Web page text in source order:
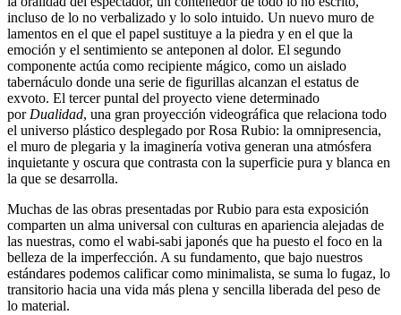
incluso de lo no verbalizado y lo solo intuido. Un nuevo muro de
lamentos en el que el papel sustituye a la piedra y en el que la
emoción y el sentimiento se anteponen al dolor. El segundo
componente actúa como recipiente mágico, como un aislado
tabernáculo donde una serie de figurillas alcanzan el estatus de
exvoto. El tercer puntal del proyecto viene determinado
por Dualidad, una gran proyección videográfica que relaciona todo
el universo plástico desplegado por Rosa Rubio: la omnipresencia,
el muro de plegaria y la imaginería votiva generan una atmósfera
inquietante y oscura que contrasta con la superficie pura y blanca en
la que se desarrolla.
Muchas de las obras presentadas por Rubio para esta exposición
comparten un alma universal con culturas en apariencia alejadas de
las nuestras, como el wabi-sabi japonés que ha puesto el foco en la
belleza de la imperfección. A su fundamento, que bajo nuestros
estándares podemos calificar como minimalista, se suma lo fugaz, lo
transitorio hacia una vida más plena y sencilla liberada del peso de
lo material.